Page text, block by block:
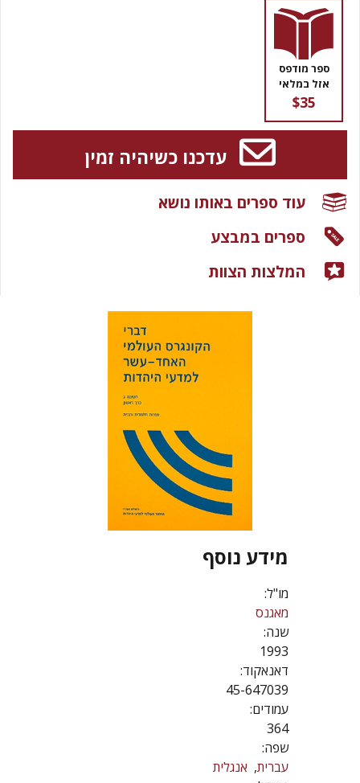
מידע נוסף
מו"ל:
מאגנס
שנה:
1993
דאנאקוד:
45-647039
עמודים:
364
שפה:
עברית אנגלית
ספר מודפס
אזל במלאי
$35
עדכנו כשיהיה זמין
עוד ספרים באותו נושא
ספרים במבצע
המלצות הצוות